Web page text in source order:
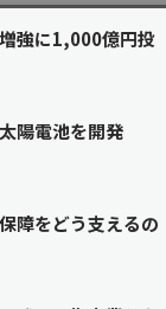
強に1,000億円投
陽電池を開発
障をどう支えるの